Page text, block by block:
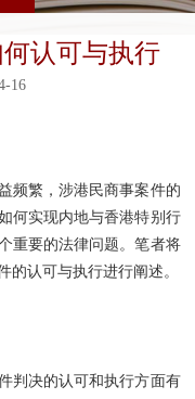
认可与执行
16
频繁，涉港民商事案件的
何实现内地与香港特别行
重要的法律问题。笔者将
的认可与执行进行阐述。
判决的认可和执行方面有